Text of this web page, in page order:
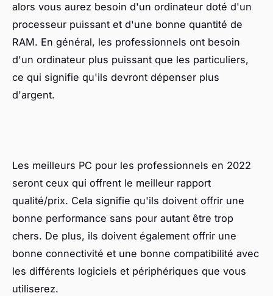
alors vous aurez besoin d'un ordinateur doté d'un
processeur puissant et d'une bonne quantité de
RAM. En général, les professionnels ont besoin
d'un ordinateur plus puissant que les particuliers,
ce qui signifie qu'ils devront dépenser plus
d'argent.
Les meilleurs PC pour les professionnels en 2022
seront ceux qui offrent le meilleur rapport
qualité/prix. Cela signifie qu'ils doivent offrir une
bonne performance sans pour autant être trop
chers. De plus, ils doivent également offrir une
bonne connectivité et une bonne compatibilité avec
les différents logiciels et périphériques que vous
utiliserez.